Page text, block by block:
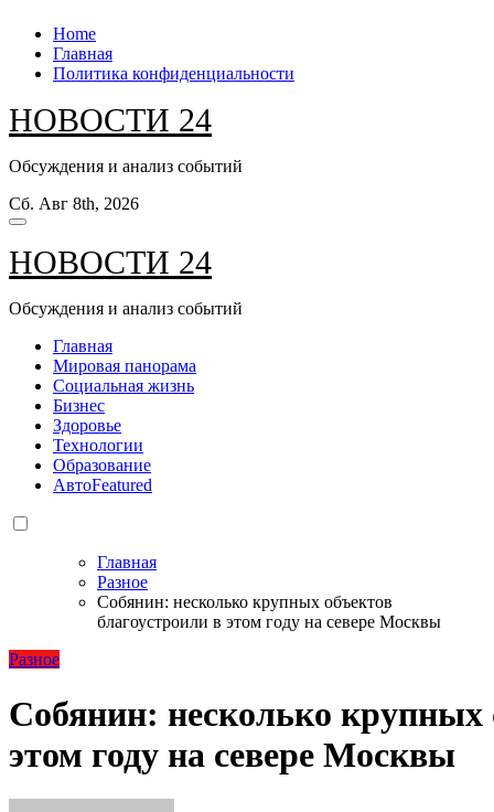
Перейти
содержанию
Home
Главная
Политика конфиденциальности
НОВОСТИ 24
Обсуждения и анализ событий
Сб. Авг 8th, 2026
НОВОСТИ 24
Обсуждения и анализ событий
Главная
Мировая панорама
Социальная жизнь
Бизнес
Здоровье
Технологии
Образование
АвтоFeatured
Главная
Разное
Собянин: несколько крупных объектов
благоустроили в этом году на севере Москвы
Разное
Собянин: несколько крупных
этом году на севере Москвы